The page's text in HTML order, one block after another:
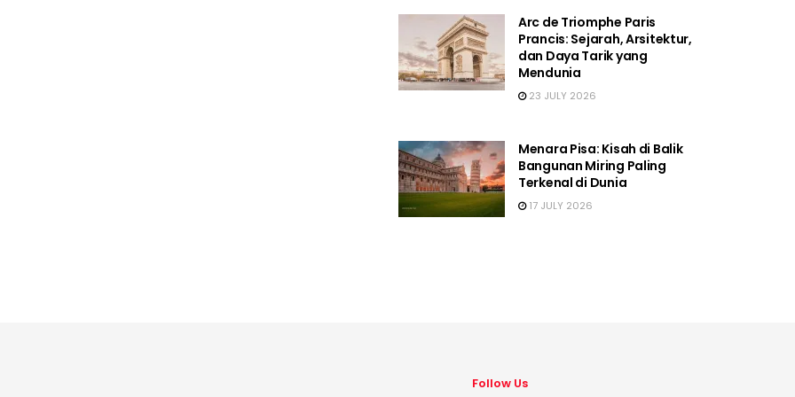
Arc de Triomphe Paris
Prancis: Sejarah, Arsitektur,
dan Daya Tarik yang
Mendunia
23 JULY 2026
Menara Pisa: Kisah di Balik
Bangunan Miring Paling
Terkenal di Dunia
17 JULY 2026
Follow Us